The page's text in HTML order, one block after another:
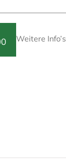
Weitere